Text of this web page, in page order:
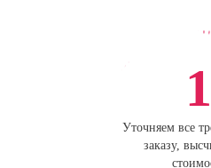
1
Уточняем все
заказу,